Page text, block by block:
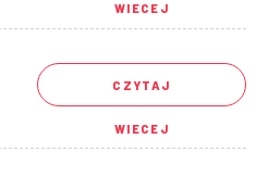
WIECEJ
CZYTAJ
WIECEJ